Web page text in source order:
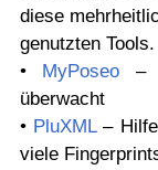
diese
genutzten
• MyPoseo –
überwacht
• PluXML– Hilfe
viele